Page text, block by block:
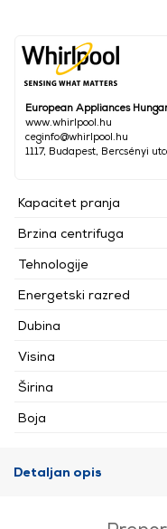
European Appliances
www.whirlpool.hu
ceginfo@whirlpool.hu
1117, Budapest, Bercsényi
Kapacitet pranja
Brzina centrifuga
Tehnologije
Energetski razred
Dubina
Visina
Širina
Boja
Detaljan opis